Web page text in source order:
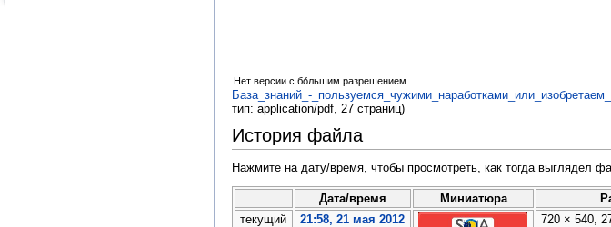
Нет версии с бо́льшим разрешением.
База_знаний_-
тип: application/pdf, 27 страниц)
История файла
Нажмите на дату/время, чтобы просмотреть, как тогда выглядел
Дата/время Миниатюра
текущий
21:58, 21 мая 2012 720 × 540,